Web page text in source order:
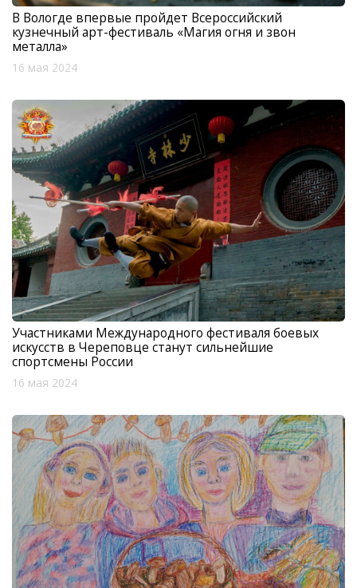
В Вологде впервые пройдет Всероссийский
кузнечный арт-фестиваль «Магия огня и звон
металла»
16 мая 2024
Участниками Международного фестиваля боевых
искусств в Череповце станут сильнейшие
спортсмены России
16 мая 2024